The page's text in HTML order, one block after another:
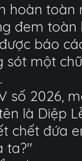
hoàn toàn
đem toàn
báo
sót một
số 2026,
là Diệp
chết đứa
ta?"